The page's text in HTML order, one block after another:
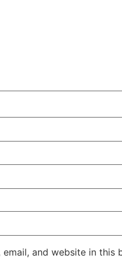
email, and website in